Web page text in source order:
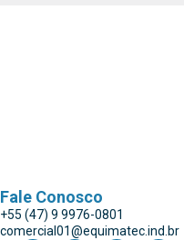
Fale Conosco
+55 (47) 9 9976-0801
comercial01@equimatec.ind.br